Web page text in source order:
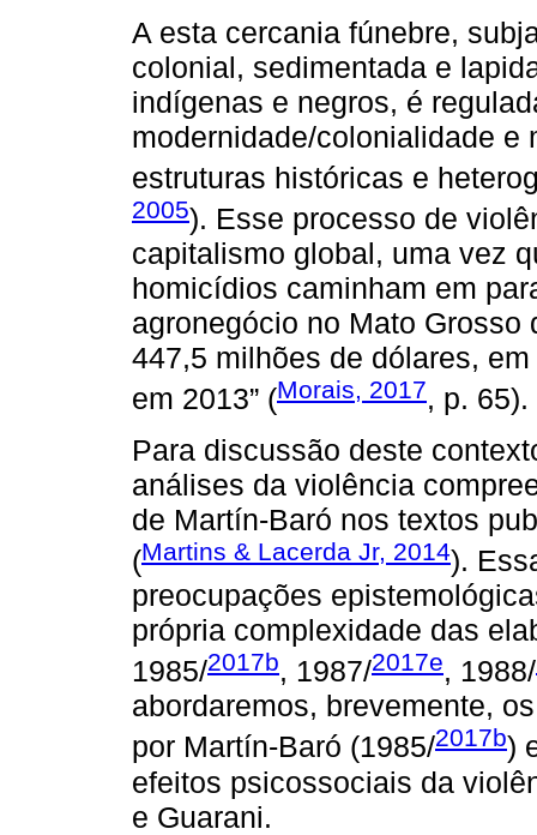
A esta cercania fúnebre,
colonial, sedimentada e
indígenas e negros, é
modernidade/colonialidade e
estruturas históricas e
2005). Esse processo de
capitalismo global, uma vez
homicídios caminham em
agronegócio no Mato
447,5 milhões de dólares,
em 2013” (Morais, 2017, p. 65).
Para discussão deste
análises da violência
de Martín-Baró nos textos
(Martins & Lacerda Jr, 2014).
preocupações
própria complexidade das
1985/2017b, 1987/2017e, 1988/
abordaremos, brevemente,
por Martín-Baró (1985/2017b)
efeitos psicossociais da
e Guarani.